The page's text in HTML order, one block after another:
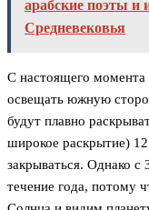
арабские поэты и
Средневековья
С настоящего момента
освещать южную
будут плавно
широкое раскрытие)
закрываться. Однако с
течение года, потому